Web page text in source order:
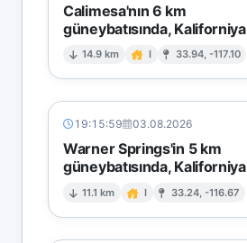
Calimesa'nın 6 km
güneybatısında, Kaliforniya
14.9 km I 33.94, -117.10
19:15:59 03.08.2026
Warner Springs'in 5 km
güneybatısında, Kaliforniya
11.1 km I 33.24, -116.67